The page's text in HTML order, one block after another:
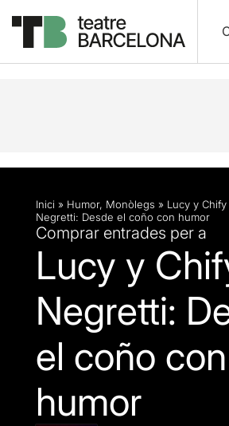
Descripció Fitxa artística
Inici » Humor, Monòlegs » Lucy y Chify
Negretti: Desde el coño con humor
Comprar entrades per a
Lucy y
Negretti:
el coño con
humor